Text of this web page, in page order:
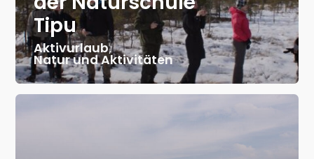
Tipu
Aktivurlaub,
Natur und Aktivitäten